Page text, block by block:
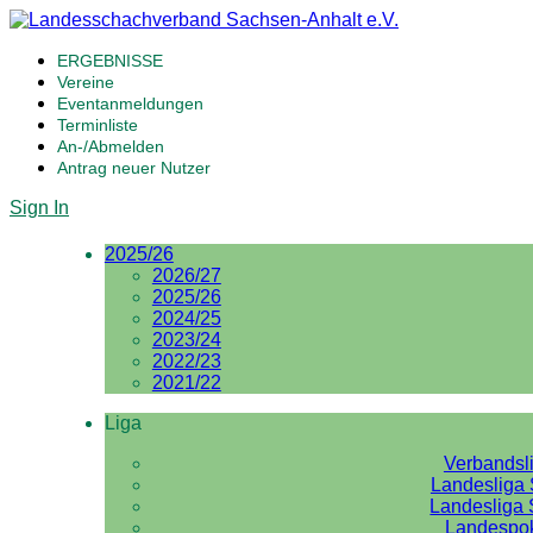
ERGEBNISSE
Vereine
Eventanmeldungen
Terminliste
An-/Abmelden
Antrag neuer Nutzer
Sign In
2025/26
2026/27
2025/26
2024/25
2023/24
2022/23
2021/22
Liga
Landesliga
Landesliga